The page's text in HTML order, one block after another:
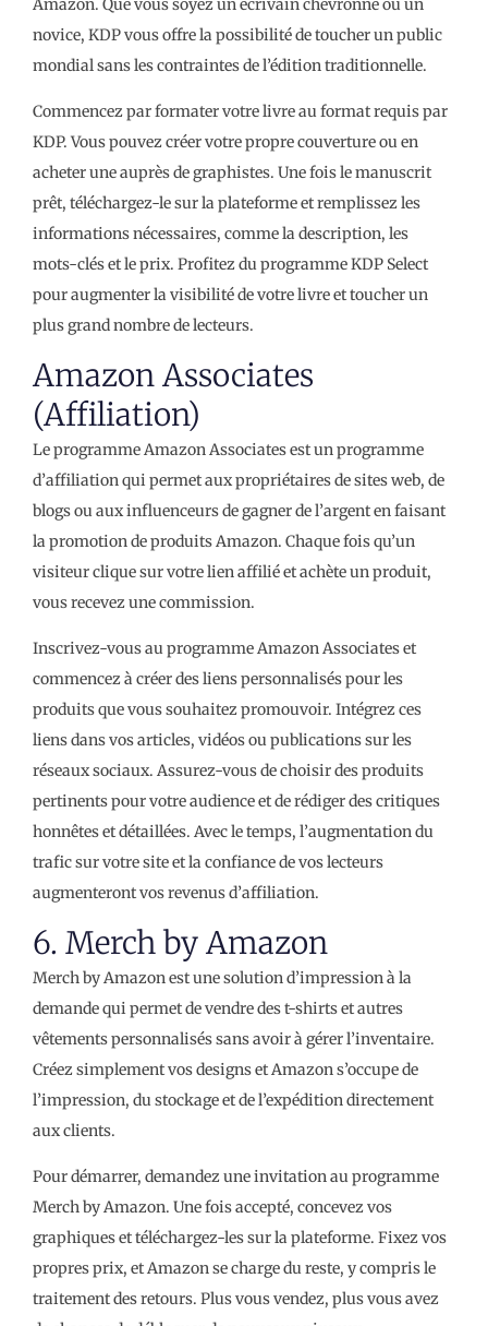
Amazon. Que vous soyez un écrivain chevronné ou un
novice, KDP vous offre la possibilité de toucher un public
mondial sans les contraintes de l’édition traditionnelle.
Commencez par formater votre livre au format requis par
KDP. Vous pouvez créer votre propre couverture ou en
acheter une auprès de graphistes. Une fois le manuscrit
prêt, téléchargez-le sur la plateforme et remplissez les
informations nécessaires, comme la description, les
mots-clés et le prix. Profitez du programme KDP Select
pour augmenter la visibilité de votre livre et toucher un
plus grand nombre de lecteurs.
Amazon Associates
(Affiliation)
Le programme Amazon Associates est un programme
d’affiliation qui permet aux propriétaires de sites web, de
blogs ou aux influenceurs de gagner de l’argent en faisant
la promotion de produits Amazon. Chaque fois qu’un
visiteur clique sur votre lien affilié et achète un produit,
vous recevez une commission.
Inscrivez-vous au programme Amazon Associates et
commencez à créer des liens personnalisés pour les
produits que vous souhaitez promouvoir. Intégrez ces
liens dans vos articles, vidéos ou publications sur les
réseaux sociaux. Assurez-vous de choisir des produits
pertinents pour votre audience et de rédiger des critiques
honnêtes et détaillées. Avec le temps, l’augmentation du
trafic sur votre site et la confiance de vos lecteurs
augmenteront vos revenus d’affiliation.
6. Merch by Amazon
Merch by Amazon est une solution d’impression à la
demande qui permet de vendre des t-shirts et autres
vêtements personnalisés sans avoir à gérer l’inventaire.
Créez simplement vos designs et Amazon s’occupe de
l’impression, du stockage et de l’expédition directement
aux clients.
Pour démarrer, demandez une invitation au programme
Merch by Amazon. Une fois accepté, concevez vos
graphiques et téléchargez-les sur la plateforme. Fixez vos
propres prix, et Amazon se charge du reste, y compris le
traitement des retours. Plus vous vendez, plus vous avez